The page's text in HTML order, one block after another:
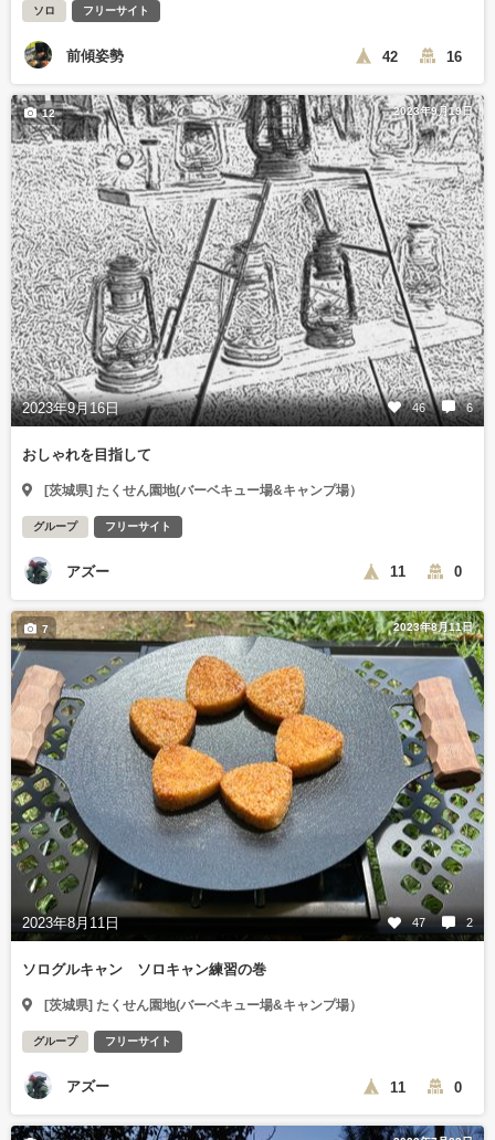
ソロ フリーサイト
前傾姿勢 42 16
2023年9月19日
2023年9月16日 46 6
12
おしゃれを目指して
[茨城県] たくせん園地(バーベキュー場&キャンプ場）
グループ フリーサイト
アズー 11 0
2023年8月11日
2023年8月11日 47 2
7
ソログルキャン ソロキャン練習の巻
[茨城県] たくせん園地(バーベキュー場&キャンプ場）
グループ フリーサイト
アズー 11 0